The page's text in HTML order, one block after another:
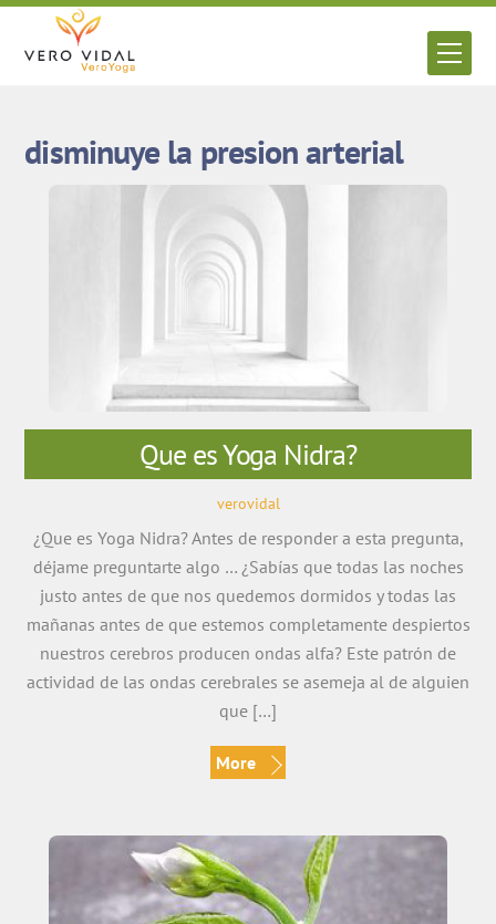
Skip
disminuye la presion arterial
Que es Yoga Nidra?
verovidal
¿Que es Yoga Nidra? Antes de responder a esta pregunta,
déjame preguntarte algo … ¿Sabías que todas las noches
justo antes de que nos quedemos dormidos y todas las
mañanas antes de que estemos completamente despiertos
nuestros cerebros producen ondas alfa? Este patrón de
actividad de las ondas cerebrales se asemeja al de alguien
que […]
More